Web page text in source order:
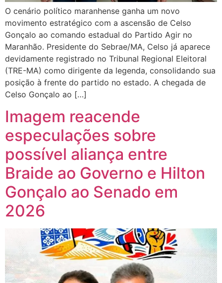
O cenário político maranhense ganha um novo
movimento estratégico com a ascensão de Celso
Gonçalo ao comando estadual do Partido Agir no
Maranhão. Presidente do Sebrae/MA, Celso já aparece
devidamente registrado no Tribunal Regional Eleitoral
(TRE-MA) como dirigente da legenda, consolidando sua
posição à frente do partido no estado. A chegada de
Celso Gonçalo ao […]
Imagem reacende
especulações sobre
possível aliança entre
Braide ao Governo e Hilton
Gonçalo ao Senado em
2026